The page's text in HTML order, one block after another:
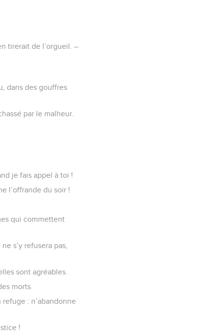
tirerait de l’orgueil. –
dans des gouffres
par le malheur.
je fais appel à toi !
l’offrande du soir !
qui commettent
s’y refusera pas,
sont agréables.
morts.
: n’abandonne
!